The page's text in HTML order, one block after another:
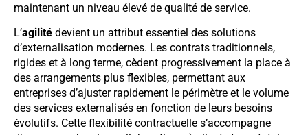
maintenant un niveau élevé de qualité de service.
L’agilité devient un attribut essentiel des solutions
d’externalisation modernes. Les contrats traditionnels,
rigides et à long terme, cèdent progressivement la place à
des arrangements plus flexibles, permettant aux
entreprises d’ajuster rapidement le périmètre et le volume
des services externalisés en fonction de leurs besoins
évolutifs. Cette flexibilité contractuelle s’accompagne